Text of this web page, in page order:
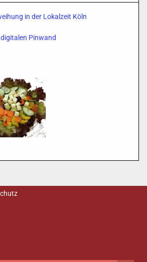
in der Lokalzeit Köln
Pinwand